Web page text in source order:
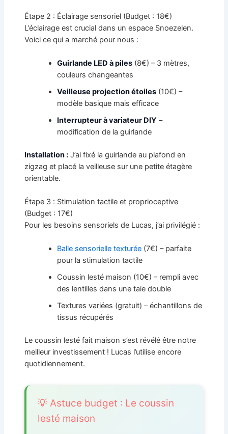
Étape 2 : Éclairage sensoriel (Budget : 18€)
L’éclairage est crucial dans un espace Snoezelen.
Voici ce qui a marché pour nous :
Guirlande LED à piles(8€) – 3 mètres,
couleurs changeantes
Veilleuse projection étoiles(10€) –
modèle basique mais efficace
Interrupteur à variateur DIY –
modification de la guirlande
Installation :J’ai fixé la guirlande au plafond en
zigzag et placé la veilleuse sur une petite étagère
orientable.
Étape 3 : Stimulation tactile et proprioceptive
(Budget : 17€)
Pour les besoins sensoriels de Lucas, j’ai privilégié :
Balle sensorielle texturée(7€) – parfaite
pour la stimulation tactile
Coussin lesté maison (10€) – rempli avec
des lentilles dans une taie double
Textures variées (gratuit) – échantillons de
tissus récupérés
Le coussin lesté fait maison s’est révélé être notre
meilleur investissement ! Lucas l’utilise encore
quotidiennement.
💡 Astuce budget : Le coussin
lesté maison